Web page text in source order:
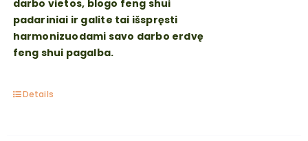
darbo vietos, blogo feng shui
padariniai ir galite tai išspręsti
harmonizuodami savo darbo erdvę
feng shui pagalba.
Details